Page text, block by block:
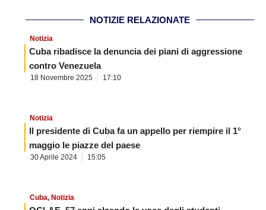
NOTIZIE RELAZIONATE
Notizia
Cuba ribadisce la denuncia dei piani di aggressione
contro Venezuela
18 Novembre 2025 17:10
Notizia
Il presidente di Cuba fa un appello per riempire il 1°
maggio le piazze del paese
30 Aprile 2024 15:05
Cuba, Notizia